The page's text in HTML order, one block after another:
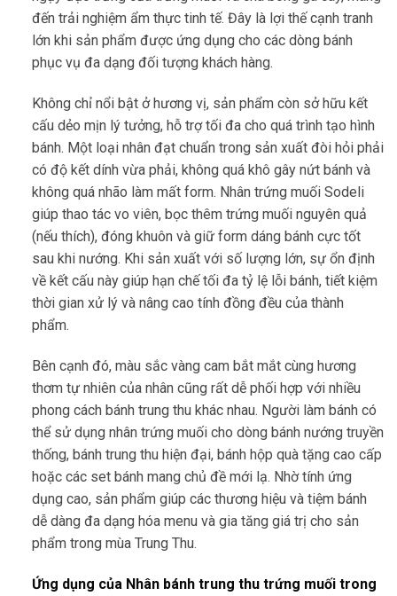
đến trải nghiệm ẩm thực tinh tế. Đây là lợi thế cạnh tranh
lớn khi sản phẩm được ứng dụng cho các dòng bánh
phục vụ đa dạng đối tượng khách hàng.
Không chỉ nổi bật ở hương vị, sản phẩm còn sở hữu kết
cấu dẻo mịn lý tưởng, hỗ trợ tối đa cho quá trình tạo hình
bánh. Một loại nhân đạt chuẩn trong sản xuất đòi hỏi phải
có độ kết dính vừa phải, không quá khô gây nứt bánh và
không quá nhão làm mất form. Nhân trứng muối Sodeli
giúp thao tác vo viên, bọc thêm trứng muối nguyên quả
(nếu thích), đóng khuôn và giữ form dáng bánh cực tốt
sau khi nướng. Khi sản xuất với số lượng lớn, sự ổn định
về kết cấu này giúp hạn chế tối đa tỷ lệ lỗi bánh, tiết kiệm
thời gian xử lý và nâng cao tính đồng đều của thành
phẩm.
Bên cạnh đó, màu sắc vàng cam bắt mắt cùng hương
thơm tự nhiên của nhân cũng rất dễ phối hợp với nhiều
phong cách bánh trung thu khác nhau. Người làm bánh có
thể sử dụng nhân trứng muối cho dòng bánh nướng truyền
thống, bánh trung thu hiện đại, bánh hộp quà tặng cao cấp
hoặc các set bánh mang chủ đề mới lạ. Nhờ tính ứng
dụng cao, sản phẩm giúp các thương hiệu và tiệm bánh
dễ dàng đa dạng hóa menu và gia tăng giá trị cho sản
phẩm trong mùa Trung Thu.
Ứng dụng của Nhân bánh trung thu trứng muối trong